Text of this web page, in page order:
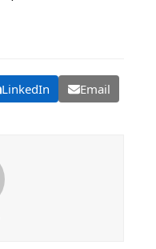
LinkedIn Email